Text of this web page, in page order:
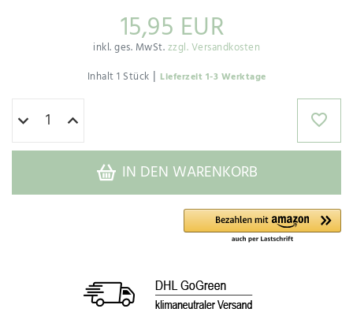
15,95 EUR
inkl. ges. MwSt.zzgl. Versandkosten
Inhalt1 Stück | Lieferzeit 1-3 Werktage
IN DEN WARENKORB